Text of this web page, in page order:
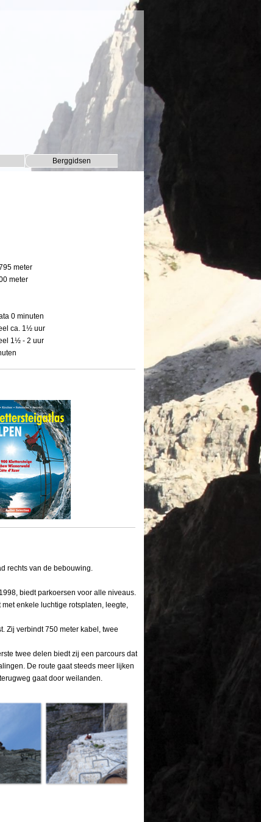
▼
Berggidsen ▼
meter
meter
0 minuten
ca. 1½ uur
1½ - 2 uur
rechts van de bebouwing.
biedt parkoersen voor alle niveaus.
enkele luchtige rotsplaten, leegte,
Zij verbindt 750 meter kabel, twee
twee delen biedt zij een parcours dat
De route gaat steeds meer lijken
gaat door weilanden.